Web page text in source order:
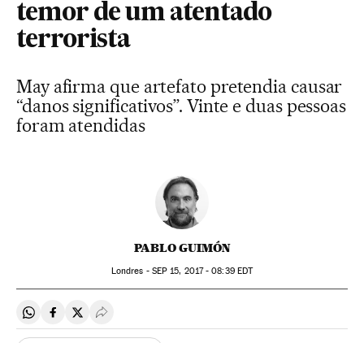
temor de um atentado
terrorista
May afirma que artefato pretendia causar
“danos significativos”. Vinte e duas pessoas
foram atendidas
PABLO GUIMÓN
Londres - SEP 15, 2017 - 08:39EDT
Compartir en Whatsapp
Compartir en Facebook
Compartir en Twitter
Desplegar Redes Sociales